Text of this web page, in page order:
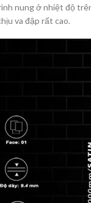
nung ở nhiệt độ
va đập rất cao.